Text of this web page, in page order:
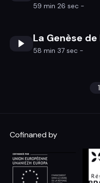
59 min 26 sec -
58 min 37 sec -
1
Cofinaned by